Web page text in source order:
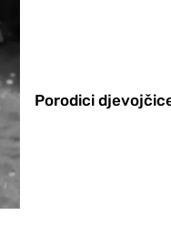
Porodici